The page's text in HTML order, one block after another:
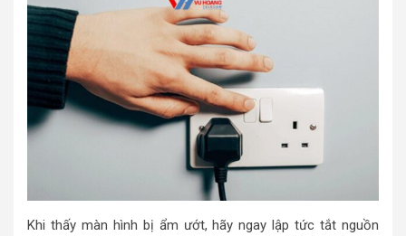
Khi thấy màn hình bị ẩm ướt, hãy ngay lập tức tắt nguồn